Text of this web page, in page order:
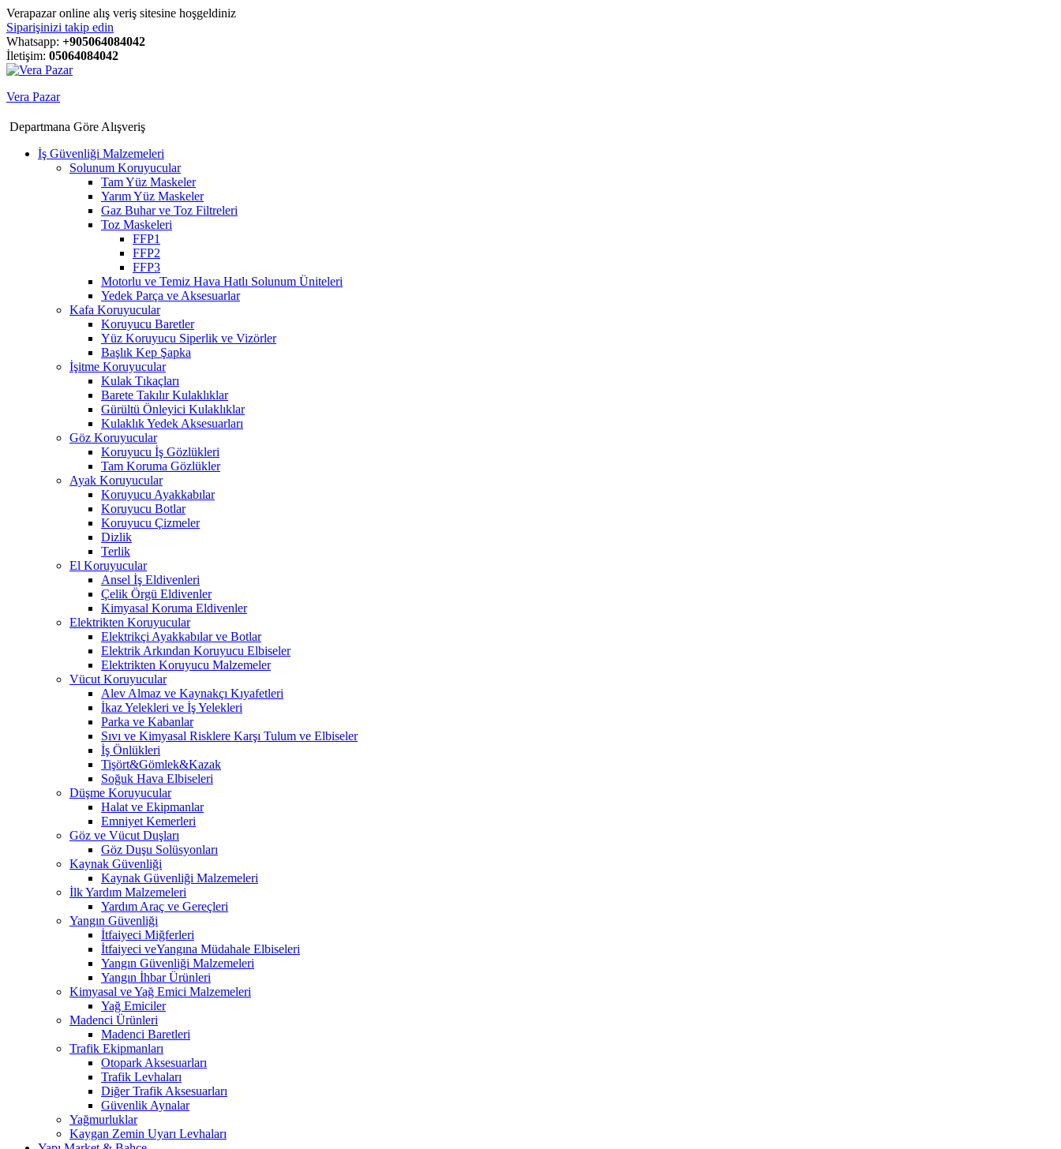
Verapazar online alış veriş sitesine hoşgeldiniz
Siparişinizi takip edin
Whatsapp: +905064084042
İletişim: 05064084042
Vera Pazar
Departmana Göre Alışveriş
İş Güvenliği Malzemeleri
Solunum Koruyucular
Tam Yüz Maskeler
Yarım Yüz Maskeler
Gaz Buhar ve Toz Filtreleri
Toz Maskeleri
FFP1
FFP2
FFP3
Motorlu ve Temiz Hava Hatlı Solunum Üniteleri
Yedek Parça ve Aksesuarlar
Kafa Koruyucular
Koruyucu Baretler
Yüz Koruyucu Siperlik ve Vizörler
Başlık Kep Şapka
İşitme Koruyucular
Kulak Tıkaçları
Barete Takılır Kulaklıklar
Gürültü Önleyici Kulaklıklar
Kulaklık Yedek Aksesuarları
Göz Koruyucular
Koruyucu İş Gözlükleri
Tam Koruma Gözlükler
Ayak Koruyucular
Koruyucu Ayakkabılar
Koruyucu Botlar
Koruyucu Çizmeler
Dizlik
Terlik
El Koruyucular
Ansel İş Eldivenleri
Çelik Örgü Eldivenler
Kimyasal Koruma Eldivenler
Elektrikten Koruyucular
Elektrikçi Ayakkabılar ve Botlar
Elektrik Arkından Koruyucu Elbiseler
Elektrikten Koruyucu Malzemeler
Vücut Koruyucular
Alev Almaz ve Kaynakçı Kıyafetleri
İkaz Yelekleri ve İş Yelekleri
Parka ve Kabanlar
Sıvı ve Kimyasal Risklere Karşı Tulum ve Elbiseler
İş Önlükleri
Tişört&Gömlek&Kazak
Soğuk Hava Elbiseleri
Düşme Koruyucular
Halat ve Ekipmanlar
Emniyet Kemerleri
Göz ve Vücut Duşları
Göz Duşu Solüsyonları
Kaynak Güvenliği
Kaynak Güvenliği Malzemeleri
İlk Yardım Malzemeleri
Yardım Araç ve Gereçleri
Yangın Güvenliği
İtfaiyeci Miğferleri
İtfaiyeci veYangına Müdahale Elbiseleri
Yangın Güvenliği Malzemeleri
Yangın İhbar Ürünleri
Kimyasal ve Yağ Emici Malzemeleri
Yağ Emiciler
Madenci Ürünleri
Madenci Baretleri
Trafik Ekipmanları
Otopark Aksesuarları
Trafik Levhaları
Diğer Trafik Aksesuarları
Güvenlik Aynalar
Yağmurluklar
Kaygan Zemin Uyarı Levhaları